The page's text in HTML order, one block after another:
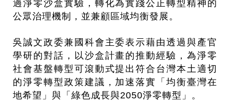
過淨零沙盒實驗，轉化為實踐公正轉型精神的
公眾治理機制，並兼顧區域均衡發展。
吳誠文政委兼國科會主委表示藉由透過與產官
學研的對話，以沙盒計畫的推動經驗，為淨零
社會基盤轉型可滾動式提出符合台灣本土適切
的淨零轉型政策建議，加速落實「均衡臺灣在
地希望」與「綠色成長與2050淨零轉型」。